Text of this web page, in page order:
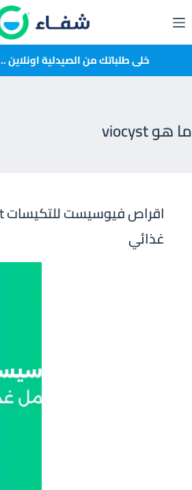
إلى
المحتوى خلى طلباتك من الصيدلية اونلاين ..
ما هو viocyst
غذائي